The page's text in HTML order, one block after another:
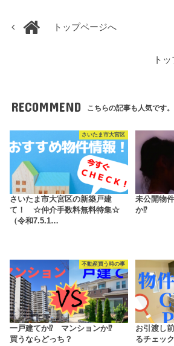
トップページへ
ト
RECOMMEND こちらの記事も人気です。
さいたま市大宮区
さいたま市大宮区の新築戸建
て！ ☆仲介手数料無料特集☆
（令和7.5.1…
未公開物
か⁉
不動産買う時の事
一戸建てか⁉ マンションか⁉
買うならどっち？
お引渡し
るチェッ